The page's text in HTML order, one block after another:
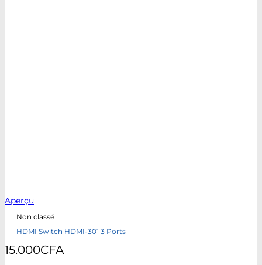
Aperçu
Non classé
HDMI Switch HDMI-301 3 Ports
15.000CFA